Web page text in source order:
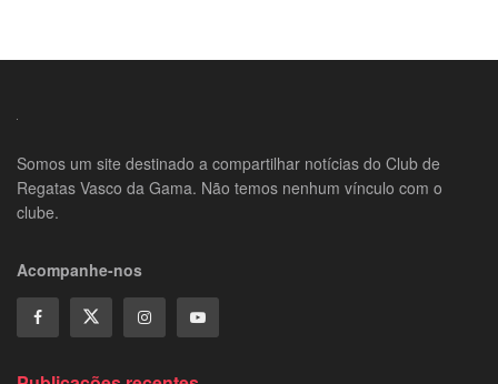
Somos um site destinado a compartilhar notícias do Club de
Regatas Vasco da Gama. Não temos nenhum vínculo com o
clube.
Acompanhe-nos